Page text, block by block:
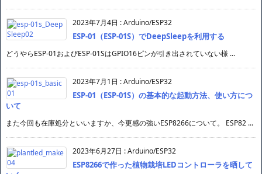
2023年7月4日 :Arduino/ESP32
ESP-01（ESP-01S）でDeepSleepを利用する
どうやらESP-01およびESP-01SはGPIO16ピンが引き出されていない様 ...
2023年7月1日 :Arduino/ESP32
ESP-01（ESP-01S）の基本的な起動方法、使い方につ
いて
また今回も在庫処分といいますか、今更感の強いESP8266について。 ESP82 ...
2023年6月27日 :Arduino/ESP32
ESP8266で作った植物栽培LEDコントローラを晒して